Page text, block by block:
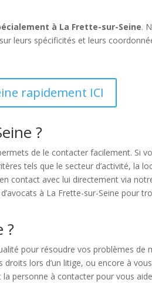
à La Frette-sur-Seine.
leurs spécificités et leurs
rapidement ICI
?
de le contacter facilement. Si
tels que le secteur d’activité, la
contact avec lui directement via
à La Frette-sur-Seine pour
?
pour résoudre vos problèmes de
lors d’un litige, ou encore à
personne à contacter pour vous